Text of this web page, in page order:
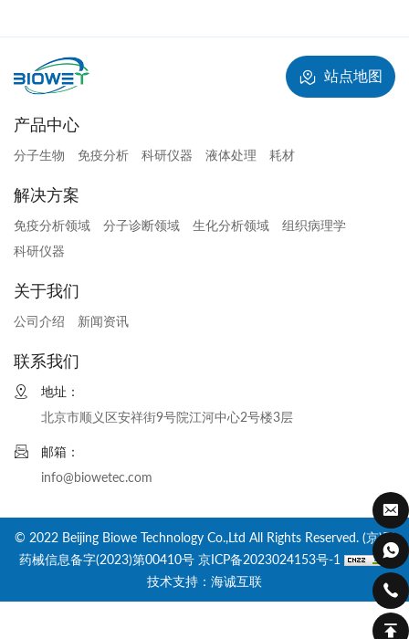
站点地图
产品中心
分子生物 免疫分析 科研仪器 液体处理 耗材
解决方案
免疫分析领域 分子诊断领域 生化分析领域
组织病理学
科研仪器
关于我们
公司介绍 新闻资讯
联系我们
地址：
北京市顺义区安祥街9号院江河中心2号楼3层
邮箱：
info@biowetec.com
© 2022 Beijing Biowe Technology Co.,Ltd All Rights Reserved. (京)网
药械信息备字(2023)第00410号 京ICP备2023024153号-1
技术支持：海诚互联